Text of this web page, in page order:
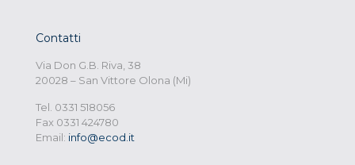
Contatti
Via Don G.B. Riva, 38
20028 – San Vittore Olona (Mi)
Tel. 0331 518056
Fax 0331 424780
Email: info@ecod.it